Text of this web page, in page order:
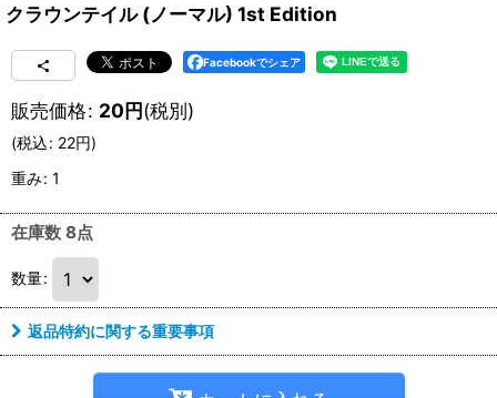
クラウンテイル (ノーマル) 1st Edition
Facebookでシェア
販売価格: 20円(税別)
(税込: 22円)
重み: 1
在庫数 8点
数量:
返品特約に関する重要事項